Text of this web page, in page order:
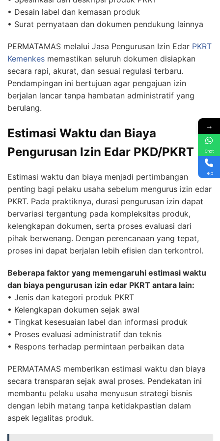
• Desain label dan kemasan produk
• Surat pernyataan dan dokumen pendukung lainnya
PERMATAMAS melalui Jasa Pengurusan Izin Edar PKRT
Kemenkes memastikan seluruh dokumen disiapkan
secara rapi, akurat, dan sesuai regulasi terbaru.
Pendampingan ini bertujuan agar pengajuan izin
berjalan lancar tanpa hambatan administratif yang
berulang.
Estimasi Waktu dan Biaya
Pengurusan Izin Edar PKD/PKRT
Estimasi waktu dan biaya menjadi pertimbangan
penting bagi pelaku usaha sebelum mengurus izin edar
PKRT. Pada praktiknya, durasi pengurusan izin dapat
bervariasi tergantung pada kompleksitas produk,
kelengkapan dokumen, serta proses evaluasi dari
pihak berwenang. Dengan perencanaan yang tepat,
proses ini dapat berjalan lebih efisien dan terkontrol.
Beberapa faktor yang memengaruhi estimasi waktu
dan biaya pengurusan izin edar PKRT antara lain:
• Jenis dan kategori produk PKRT
• Kelengkapan dokumen sejak awal
• Tingkat kesesuaian label dan informasi produk
• Proses evaluasi administratif dan teknis
• Respons terhadap permintaan perbaikan data
PERMATAMAS memberikan estimasi waktu dan biaya
secara transparan sejak awal proses. Pendekatan ini
membantu pelaku usaha menyusun strategi bisnis
dengan lebih matang tanpa ketidakpastian dalam
aspek legalitas produk.
→
Chat
Telp